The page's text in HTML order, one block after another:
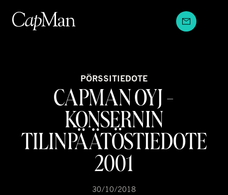
sisältöön
PÖRSSITIEDOTE
CAPMAN OYJ -
KONSERNIN
TILINPÄÄTÖSTIEDOTE
2001
30/10/2018